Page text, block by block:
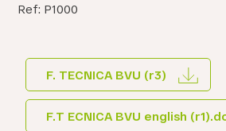
Ref: P1000
F. TECNICA BVU (r3)
F.T ECNICA BVU english